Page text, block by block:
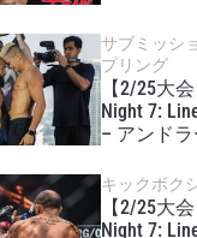
サブミッシ
プリング
【2/25大
Night 7:
– アンド
キックボク
【2/25大
Night 7: